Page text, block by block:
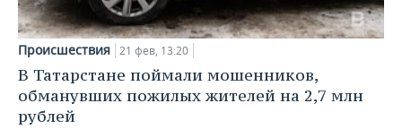
Происшествия 21 фев, 13:20
В Татарстане поймали мошенников,
обманувших пожилых жителей на 2,7 млн
рублей